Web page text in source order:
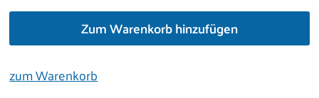
Zum Warenkorb hinzufügen
zum Warenkorb